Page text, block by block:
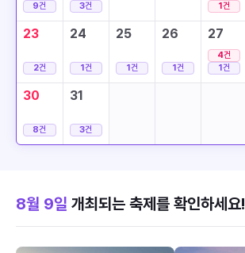
9건 3건 1건
23
2건
24
1건
25
1건
26
1건
27
4건
1건
30
8건
31
3건
8월 9일 개최되는 축제를 확인하세요!